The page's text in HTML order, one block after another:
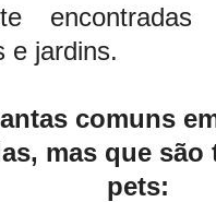
e jardins.
comuns
mas que são
pets: